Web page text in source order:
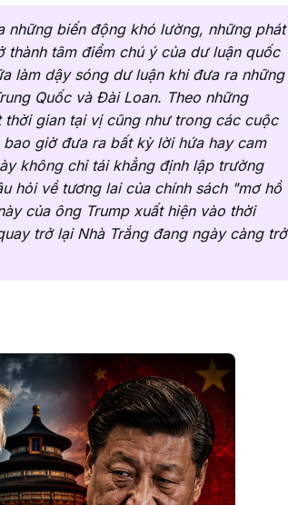
những biến động khó lường, những phát
tâm điểm chú ý của dư luận quốc
làm dậy sóng dư luận khi đưa ra những
Quốc và Đài Loan. Theo những
gian tại vị cũng như trong các cuộc
giờ đưa ra bất kỳ lời hứa hay cam
không chỉ tái khẳng định lập trường
hỏi về tương lai của chính sách "mơ hồ
của ông Trump xuất hiện vào thời
trở lại Nhà Trắng đang ngày càng trở